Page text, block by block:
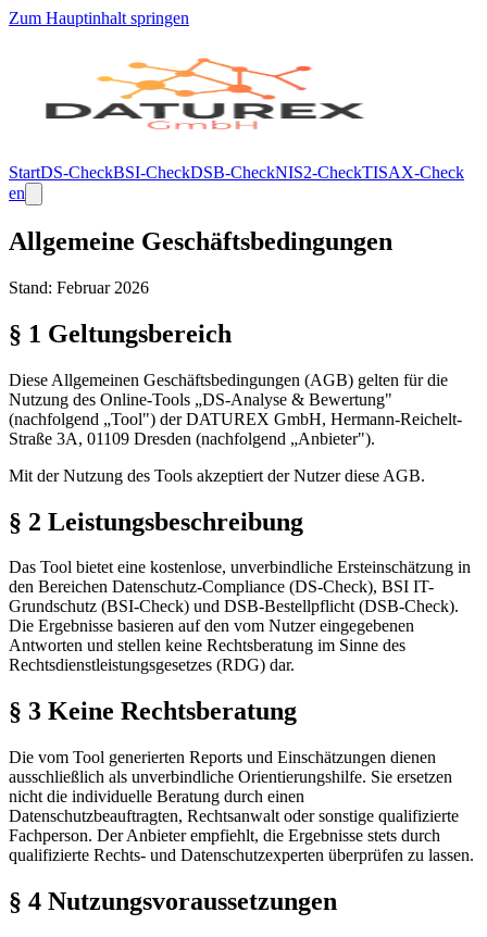
Zum Hauptinhalt springen
StartDS-CheckBSI-CheckDSB-CheckNIS2-CheckTISAX-Check
en
Allgemeine Geschäftsbedingungen
Stand: Februar 2026
§ 1 Geltungsbereich
Diese Allgemeinen Geschäftsbedingungen (AGB) gelten für die
Nutzung des Online-Tools „DS-Analyse & Bewertung"
(nachfolgend „Tool") der DATUREX GmbH, Hermann-Reichelt-
Straße 3A, 01109 Dresden (nachfolgend „Anbieter").
Mit der Nutzung des Tools akzeptiert der Nutzer diese AGB.
§ 2 Leistungsbeschreibung
Das Tool bietet eine kostenlose, unverbindliche Ersteinschätzung in
den Bereichen Datenschutz-Compliance (DS-Check), BSI IT-
Grundschutz (BSI-Check) und DSB-Bestellpflicht (DSB-Check).
Die Ergebnisse basieren auf den vom Nutzer eingegebenen
Antworten und stellen keine Rechtsberatung im Sinne des
Rechtsdienstleistungsgesetzes (RDG) dar.
§ 3 Keine Rechtsberatung
Die vom Tool generierten Reports und Einschätzungen dienen
ausschließlich als unverbindliche Orientierungshilfe. Sie ersetzen
nicht die individuelle Beratung durch einen
Datenschutzbeauftragten, Rechtsanwalt oder sonstige qualifizierte
Fachperson. Der Anbieter empfiehlt, die Ergebnisse stets durch
qualifizierte Rechts- und Datenschutzexperten überprüfen zu lassen.
§ 4 Nutzungsvoraussetzungen